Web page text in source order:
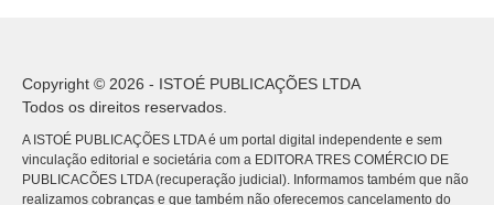
Copyright © 2026 - ISTOÉ PUBLICAÇÕES LTDA
Todos os direitos reservados.
A ISTOÉ PUBLICAÇÕES LTDA é um portal digital independente e sem
vinculação editorial e societária com a EDITORA TRES COMÉRCIO DE
PUBLICACÕES LTDA (recuperação judicial). Informamos também que não
realizamos cobranças e que também não oferecemos cancelamento do